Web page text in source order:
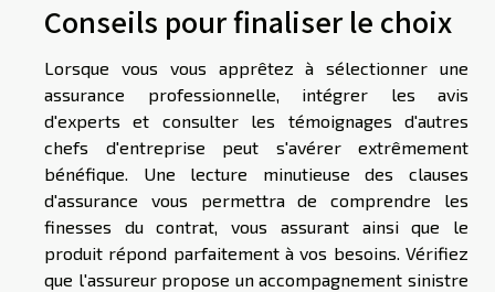
Conseils pour finaliser le choix
Lorsque vous vous apprêtez à sélectionner une
assurance professionnelle, intégrer les avis
d'experts et consulter les témoignages d'autres
chefs d'entreprise peut s'avérer extrêmement
bénéfique. Une lecture minutieuse des clauses
d'assurance vous permettra de comprendre les
finesses du contrat, vous assurant ainsi que le
produit répond parfaitement à vos besoins. Vérifiez
que l'assureur propose un accompagnement sinistre